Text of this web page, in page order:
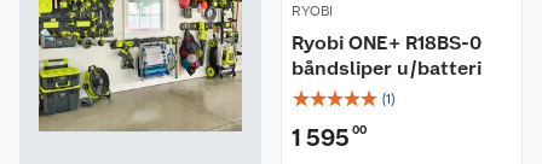
RYOBI
Ryobi ONE+ R18BS-0
båndsliper u/batteri
☆☆☆☆☆ (1)
1 595 00